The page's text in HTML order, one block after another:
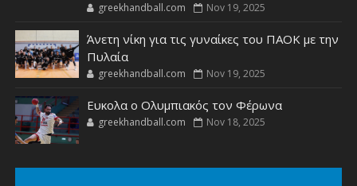
greekhandball.com Nov 19, 2025
Άνετη νίκη για τις γυναίκες του ΠΑΟΚ με την
Πυλαία
greekhandball.com Nov 19, 2025
Ευκολα ο Ολυμπιακός τον Φέρωνα
greekhandball.com Nov 18, 2025